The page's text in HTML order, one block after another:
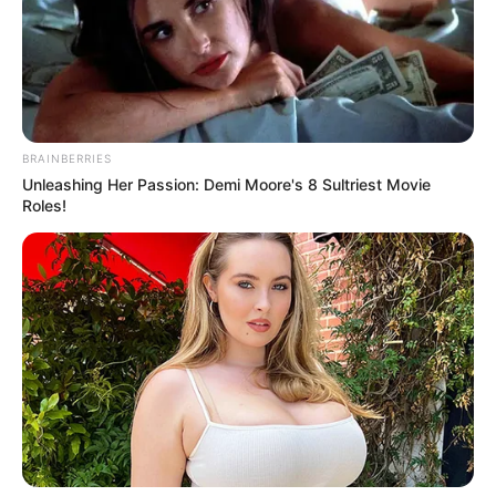
Elolor del romero, que es muy característico,atrae
buenas energías y es capaz de alejar los miedos,a
demás al hacer
sahumerioscon romero, el humo de esta
planta conecta con lo divino.
También puedehacer coronas de romero:fórmelas con
BRAINBERRIES
Unleashing Her Passion: Demi Moore's 8 Sultriest Movie
Roles!